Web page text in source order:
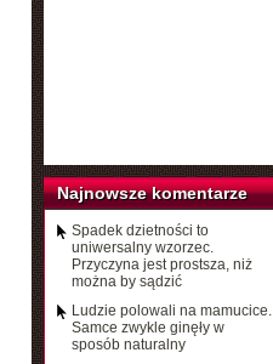
Najnowsze komentarze
Spadek dzietności to
uniwersalny wzorzec.
Przyczyna jest prostsza, niż
można by sądzić
Ludzie polowali na mamucice.
Samce zwykle ginęły w
sposób naturalny